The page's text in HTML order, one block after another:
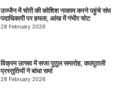
उज्जैन में चोरी की कोशिश नाकाम करने पहुंचे संघ
पदाधिकारी पर हमला, आंख में गंभीर चोट
28 February 2026
विक्रम उत्सव में सजा पुतुल समारोह, कठपुतली
प्रस्तुतियों ने बांधा समां
28 February 2026